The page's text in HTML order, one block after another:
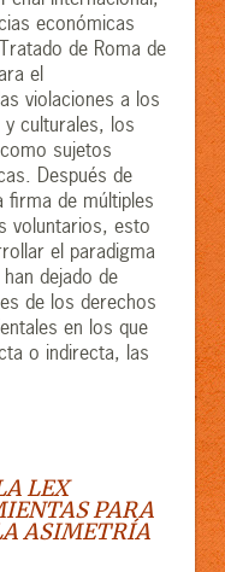
económicas
de Roma de
el
violaciones a los
culturales, los
sujetos
Después de
firma de múltiples
voluntarios, esto
el paradigma
dejado de
de los derechos
en los que
o indirecta, las
LEX
PARA
ASIMETRÍA